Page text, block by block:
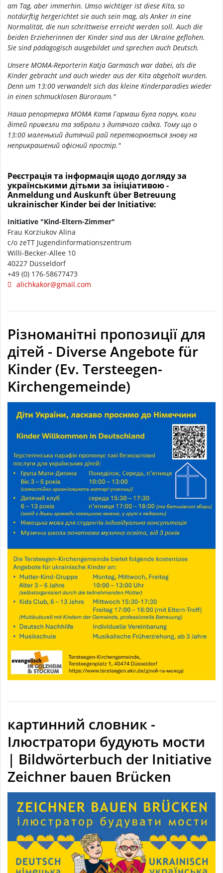
am Tag, aber immerhin. Umso wichtiger ist diese Kita, so
notdürftig hergerichtet sie auch sein mag, als Anker in eine
Normalität, die nun schrittweise erreicht werden soll. Auch die
beiden Erzieherinnen der Kinder sind aus der Ukraine geflohen.
Sie sind pädagogisch ausgebildet und sprechen auch Deutsch.
Unsere MOMA-Reporterin Katja Garmasch war dabei, als die
Kinder gebracht und auch wieder aus der Kita abgeholt wurden.
Denn um 13:00 verwandelt sich das kleine Kinderparadies wieder
in einen schmucklosen Büroraum."
Наша репортерка МОМА Катя Гармаш була поруч, коли
дітей привезли та забрали з дитячого садка. Тому що о
13:00 маленький дитячий рай перетворюється знову на
неприкрашений офісний простір."
Реєстрація та інформація щодо догляду за
українськими дітьми за ініціативою -
Anmeldung und Auskunft über Betreuung
ukrainischer Kinder bei der Initiative:
Initiative "Kind-Eltern-Zimmer"
Frau Korziukov Alina
c/o zeTT Jugendinformationszentrum
Willi-Becker-Allee 10
40227 Düsseldorf
+49 (0) 176-58677473
alichkakor@gmail.com
Різноманітні пропозиції для
дітей - Diverse Angebote für
Kinder (Ev. Tersteegen-
Kirchengemeinde)
картинний словник -
Ілюстратори будують мости
| Bildwörterbuch der Initiative
Zeichner bauen Brücken